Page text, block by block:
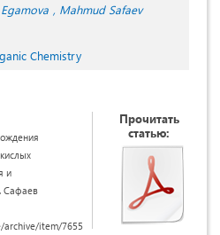
Mahmud Safaev
Chemistry
и
Сафаев
archive/item/7655
Прочитать
статью: